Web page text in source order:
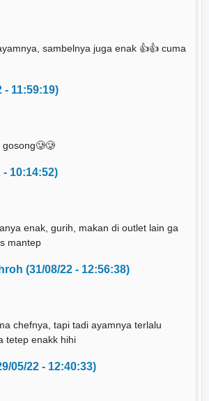
sambelnya juga enak 👍👍 cuma
- 11:59:19)
- 10:14:52)
enak, gurih, makan di outlet lain ga
mantep
(31/08/22 - 12:56:38)
chefnya, tapi tadi ayamnya terlalu
tetep enakk hihi
05/22 - 12:40:33)